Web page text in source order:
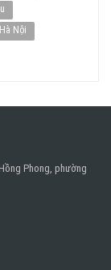
Nội
Phong, phường